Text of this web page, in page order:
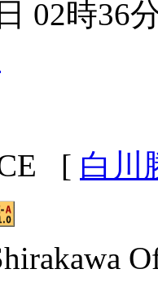
02時36
[ 白川